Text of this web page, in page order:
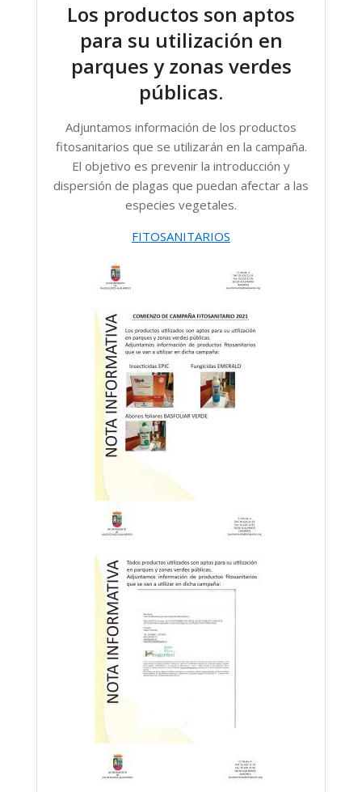
Los productos son aptos
para su utilización en
parques y zonas verdes
públicas.
Adjuntamos información de los productos
fitosanitarios que se utilizarán en la campaña.
El objetivo es prevenir la introducción y
dispersión de plagas que puedan afectar a las
especies vegetales.
FITOSANITARIOS